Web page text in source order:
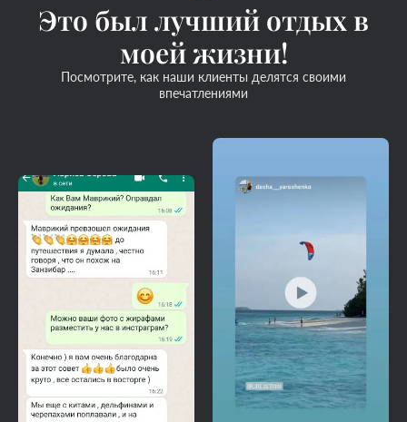
Это был лучший отдых в
моей жизни!
Посмотрите, как наши клиенты делятся своими
впечатлениями